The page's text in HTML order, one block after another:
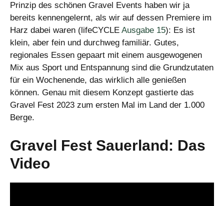
Prinzip des schönen Gravel Events haben wir ja
bereits kennengelernt, als wir auf dessen Premiere im
Harz dabei waren (lifeCYCLE Ausgabe 15): Es ist
klein, aber fein und durchweg familiär. Gutes,
regionales Essen gepaart mit einem ausgewogenen
Mix aus Sport und Entspannung sind die Grundzutaten
für ein Wochenende, das wirklich alle genießen
können. Genau mit diesem Konzept gastierte das
Gravel Fest 2023 zum ersten Mal im Land der 1.000
Berge.
Gravel Fest Sauerland: Das
Video